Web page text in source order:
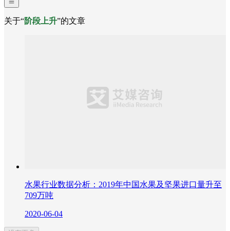
关于“阶段上升”的文章
水果行业数据分析：2019年中国水果及坚果进口量升至
709万吨
2020-06-04